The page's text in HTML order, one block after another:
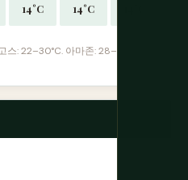
14°C 14°C
: 22–30°C. 아마존: 28–32°C. 키